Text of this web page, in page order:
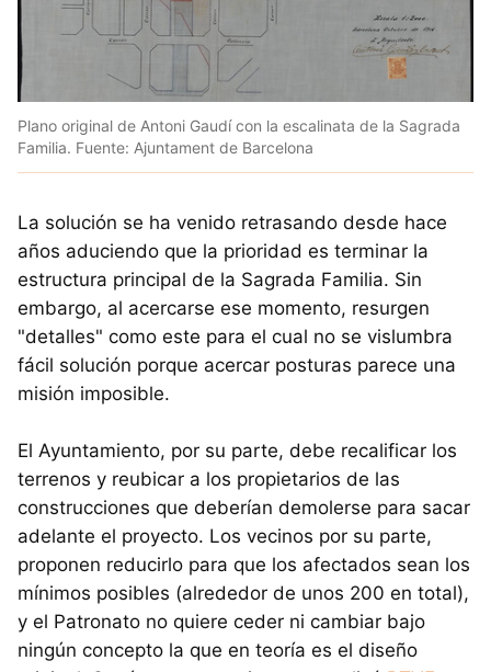
Plano original de Antoni Gaudí con la escalinata de la Sagrada
Familia. Fuente: Ajuntament de Barcelona
La solución se ha venido retrasando desde hace
años aduciendo que la prioridad es terminar la
estructura principal de la Sagrada Familia. Sin
embargo, al acercarse ese momento, resurgen
"detalles" como este para el cual no se vislumbra
fácil solución porque acercar posturas parece una
misión imposible.
El Ayuntamiento, por su parte, debe recalificar los
terrenos y reubicar a los propietarios de las
construcciones que deberían demolerse para sacar
adelante el proyecto. Los vecinos por su parte,
proponen reducirlo para que los afectados sean los
mínimos posibles (alrededor de unos 200 en total),
y el Patronato no quiere ceder ni cambiar bajo
ningún concepto la que en teoría es el diseño